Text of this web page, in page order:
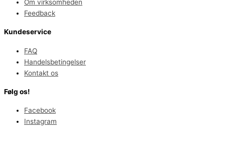
Om virksomheden
Feedback
Kundeservice
FAQ
Handelsbetingelser
Kontakt os
Følg os!
Facebook
Instagram